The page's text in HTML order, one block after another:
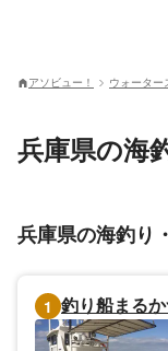
アソビュー！ ウォーター
兵庫県の海
兵庫県の海釣り
1 釣り船まる